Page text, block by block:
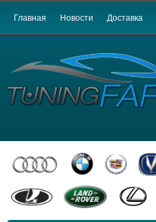
Главная Новости Доставка